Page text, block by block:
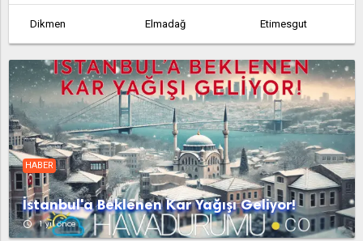
Dikmen Elmadağ Etimesgut
Etlik Feruz Köyü Fethiye
Güdül Güvem Hasanoğlan
Haymana Kabaca Kalecik
Karahamzalı Karşıyaka Kazan
Kerpiç Kızılcahamam Köy Enstitüsü
HABER
İstanbul'a Beklenen Kar Yağışı Geliyor!
access_time 1 yıl önce